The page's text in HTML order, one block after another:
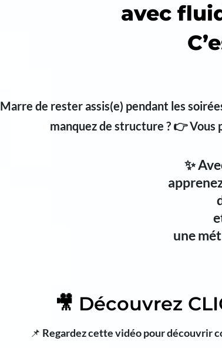
avec
Marre de rester assis(e) pendant les
manquez de structure ?👉Vous
✨
une
🎥 Découvrez
📌 Regardez cette vidéo pour découvrir